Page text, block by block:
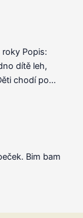
Popis:
dítě leh,
chodí po…
Bim bam